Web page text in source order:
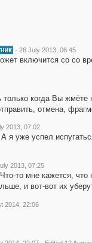
· 26 July 2013, 06:45
включится со со
только когда Вы
отмена,
2013, 07:02
я уже успел
2013, 07:25
то мне кажется, что
и вот-вот их
2014, 22:06